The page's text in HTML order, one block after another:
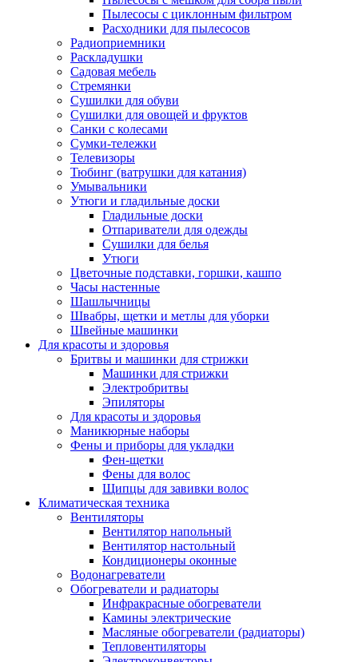
Пылесосы с циклонным фильтром
Расходники для пылесосов
Радиоприемники
Раскладушки
Садовая мебель
Стремянки
Сушилки для обуви
Сушилки для овощей и фруктов
Санки с колесами
Сумки-тележки
Телевизоры
Тюбинг (ватрушки для катания)
Умывальники
Утюги и гладильные доски
Гладильные доски
Отпариватели для одежды
Сушилки для белья
Утюги
Цветочные подставки, горшки, кашпо
Часы настенные
Шашлычницы
Швабры, щетки и метлы для уборки
Швейные машинки
Для красоты и здоровья
Бритвы и машинки для стрижки
Машинки для стрижки
Электробритвы
Эпиляторы
Для красоты и здоровья
Маникюрные наборы
Фены и приборы для укладки
Фен-щетки
Фены для волос
Щипцы для завивки волос
Климатическая техника
Вентиляторы
Вентилятор напольный
Вентилятор настольный
Кондиционеры оконные
Водонагреватели
Обогреватели и радиаторы
Инфракрасные обогреватели
Камины электрические
Масляные обогреватели (радиаторы)
Тепловентиляторы